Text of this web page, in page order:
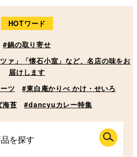
HOTワード
#鍋の取り寄せ
ァ」「懐石小室」など、名店の味をお
届けします
ツ
#東白庵かりべ かけ・せいろ
海苔
#dancyuカレー特集